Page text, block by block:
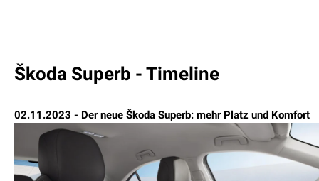
Škoda Superb - Timeline
02.11.2023 - Der neue Škoda Superb: mehr Platz und Komfort